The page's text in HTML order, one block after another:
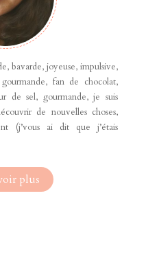
bavarde, joyeuse, impulsive,
fan de chocolat,
de sel, gourmande, je suis
de nouvelles choses,
(j’vous ai dit que j’étais
plus